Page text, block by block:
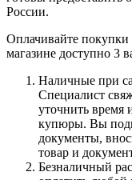
России.
Оплачивайте
магазине доступно 3
Наличные при
Специалист
уточнить время
купюры. Вы
документы,
товар и
Безналичный